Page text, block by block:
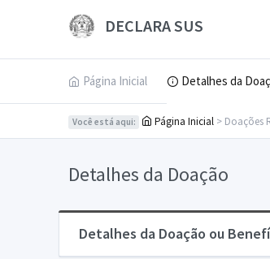
DECLARA SUS
Página Inicial Detalhes da
Você está aqui: Página Inicial > Doações
Detalhes da Doação
Detalhes da Doação ou